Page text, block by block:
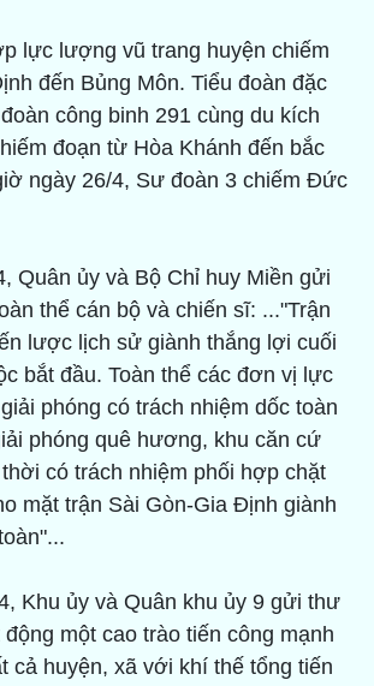
lực lượng vũ trang huyện chiếm
đến Bủng Môn. Tiểu đoàn đặc
công binh 291 cùng du kích
đoạn từ Hòa Khánh đến bắc
ngày 26/4, Sư đoàn 3 chiếm Ðức
Quân ủy và Bộ Chỉ huy Miền gửi
thể cán bộ và chiến sĩ: ..."Trận
lược lịch sử giành thắng lợi cuối
bắt đầu. Toàn thể các đơn vị lực
phóng có trách nhiệm dốc toàn
phóng quê hương, khu căn cứ
có trách nhiệm phối hợp chặt
mặt trận Sài Gòn-Gia Ðịnh giành
Khu ủy và Quân khu ủy 9 gửi thư
một cao trào tiến công mạnh
cả huyện, xã với khí thế tổng tiến